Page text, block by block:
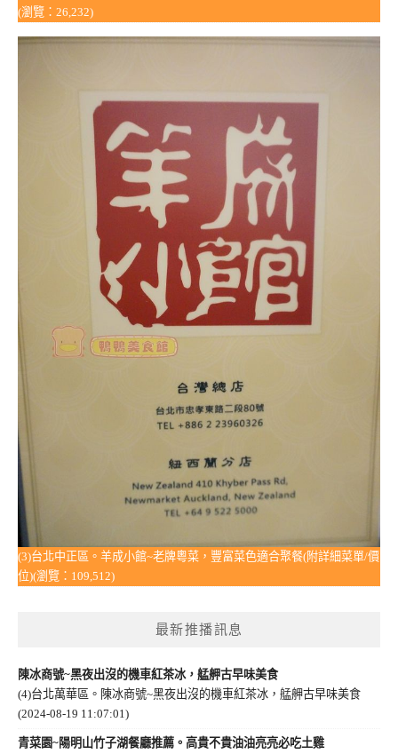
(瀏覽：26,232)
(3)台北中正區。羊成小館~老牌粵菜，豐富菜色適合聚餐(附詳細菜單/價
位)(瀏覽：109,512)
最新推播訊息
陳冰商號~黑夜出沒的機車紅茶冰，艋舺古早味美食
(4)台北萬華區。陳冰商號~黑夜出沒的機車紅茶冰，艋舺古早味美食
(2024-08-19 11:07:01)
青菜園~陽明山竹子湖餐廳推薦。高貴不貴油油亮亮必吃土雞